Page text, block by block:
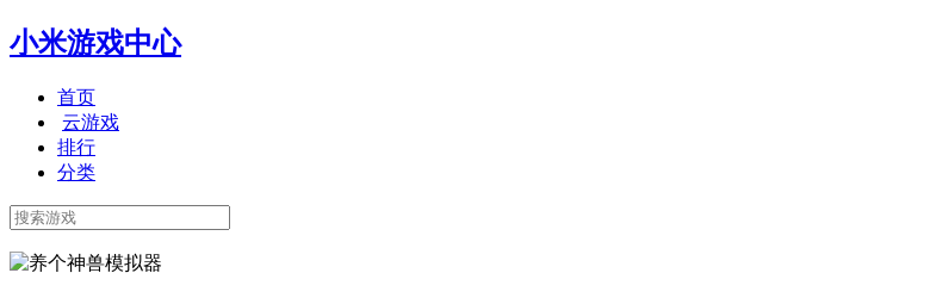
小米游戏中心
首页
云游戏
排行
分类